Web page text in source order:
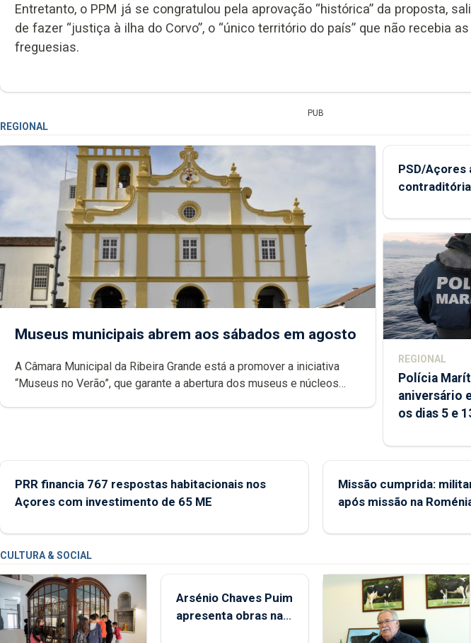
Entretanto, o PPM já se congratulou pela aprovação “histórica” da proposta,
de fazer “justiça à ilha do Corvo”, o “único território do país” que não recebia
freguesias.
PUB
REGIONAL
Museus municipais abrem aos sábados em agosto
A Câmara Municipal da Ribeira Grande está a promover a iniciativa
“Museus no Verão”, que garante a abertura dos museus e núcleos
PSD/Açores
REGIONAL
Polícia
aniversário
os dias 5 e
PRR financia 767 respostas habitacionais nos
Açores com investimento de 65 ME
Missão cumprida:
após missão na
CULTURA & SOCIAL
Arsénio Chaves Puim
apresenta obras na